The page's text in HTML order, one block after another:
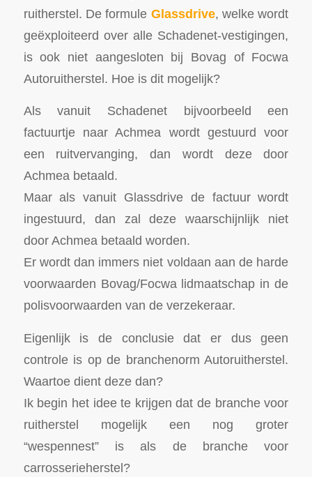
ruitherstel. De formule Glassdrive, welke wordt
geëxploiteerd over alle Schadenet-vestigingen,
is ook niet aangesloten bij Bovag of Focwa
Autoruitherstel. Hoe is dit mogelijk?
Als vanuit Schadenet bijvoorbeeld een
factuurtje naar Achmea wordt gestuurd voor
een ruitvervanging, dan wordt deze door
Achmea betaald.
Maar als vanuit Glassdrive de factuur wordt
ingestuurd, dan zal deze waarschijnlijk niet
door Achmea betaald worden.
Er wordt dan immers niet voldaan aan de harde
voorwaarden Bovag/Focwa lidmaatschap in de
polisvoorwaarden van de verzekeraar.
Eigenlijk is de conclusie dat er dus geen
controle is op de branchenorm Autoruitherstel.
Waartoe dient deze dan?
Ik begin het idee te krijgen dat de branche voor
ruitherstel mogelijk een nog groter
“wespennest” is als de branche voor
carrosserieherstel?